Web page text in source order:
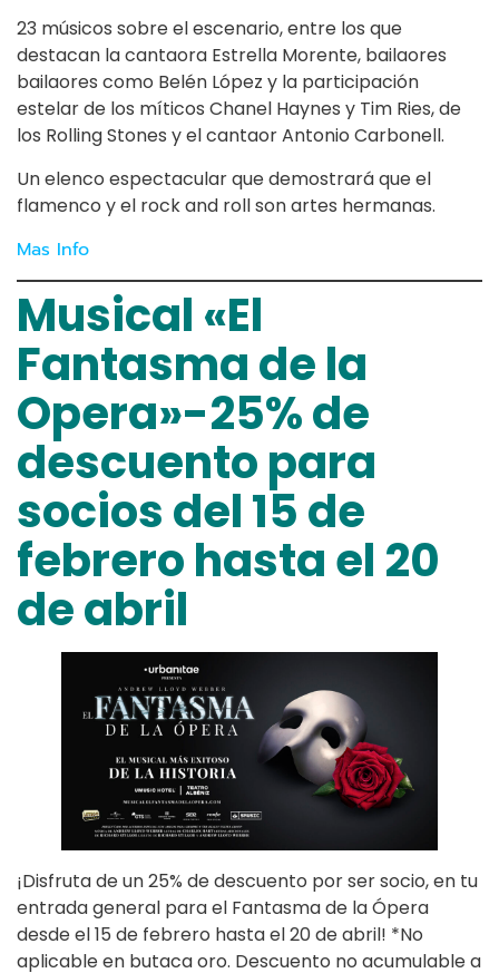
23 músicos sobre el escenario, entre los que
destacan la cantaora Estrella Morente, bailaores
bailaores como Belén López y la participación
estelar de los míticos Chanel Haynes y Tim Ries, de
los Rolling Stones y el cantaor Antonio Carbonell.
Un elenco espectacular que demostrará que el
flamenco y el rock and roll son artes hermanas.
Mas Info
Musical «El
Fantasma de la
Opera»-25% de
descuento para
socios del 15 de
febrero hasta el 20
de abril
¡Disfruta de un 25% de descuento por ser socio, en tu
entrada general para el Fantasma de la Ópera
desde el 15 de febrero hasta el 20 de abril! *No
aplicable en butaca oro. Descuento no acumulable a